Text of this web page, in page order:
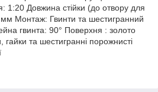
1:20 Довжина стійки (до отвору для
Монтаж: Гвинти та шестигранний
гвинта: 90° Поверхня : золото
гайки та шестигранні порожнисті